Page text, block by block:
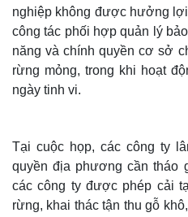
nghiệp không được hưởng
công tác phối hợp quản lý
năng và chính quyền cơ sở
rừng mỏng, trong khi hoạt
ngày tinh vi.
Tại cuộc họp, các công ty
quyền địa phương cần tháo
các công ty được phép cải
rừng, khai thác tận thu gỗ